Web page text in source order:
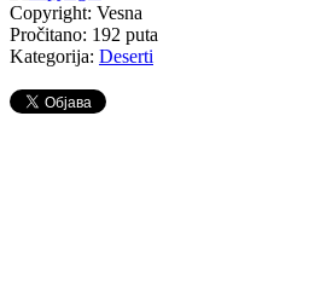
Copyright: Vesna
Pročitano: 192 puta
Kategorija: Deserti